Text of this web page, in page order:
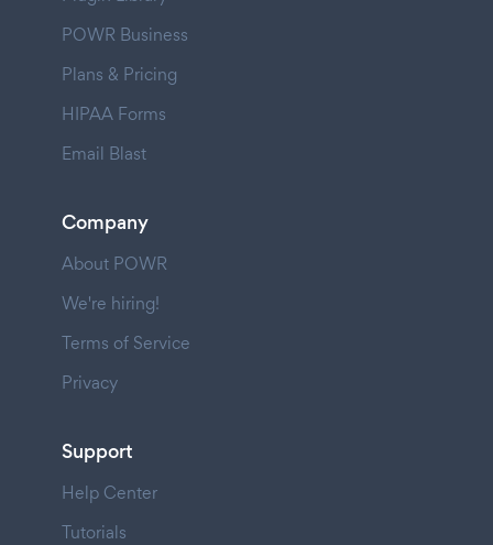
POWR Business
Plans & Pricing
HIPAA Forms
Email Blast
Company
About POWR
We're hiring!
Terms of Service
Privacy
Support
Help Center
Tutorials